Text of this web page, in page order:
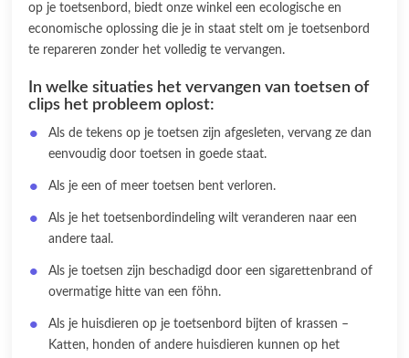
op je toetsenbord, biedt onze winkel een ecologische en
economische oplossing die je in staat stelt om je toetsenbord
te repareren zonder het volledig te vervangen.
In welke situaties het vervangen van toetsen of
clips het probleem oplost:
Als de tekens op je toetsen zijn afgesleten, vervang ze dan
eenvoudig door toetsen in goede staat.
Als je een of meer toetsen bent verloren.
Als je het toetsenbordindeling wilt veranderen naar een
andere taal.
Als je toetsen zijn beschadigd door een sigarettenbrand of
overmatige hitte van een föhn.
Als je huisdieren op je toetsenbord bijten of krassen –
Katten, honden of andere huisdieren kunnen op het